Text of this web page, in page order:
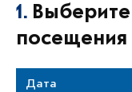
1.
посещения
Дата